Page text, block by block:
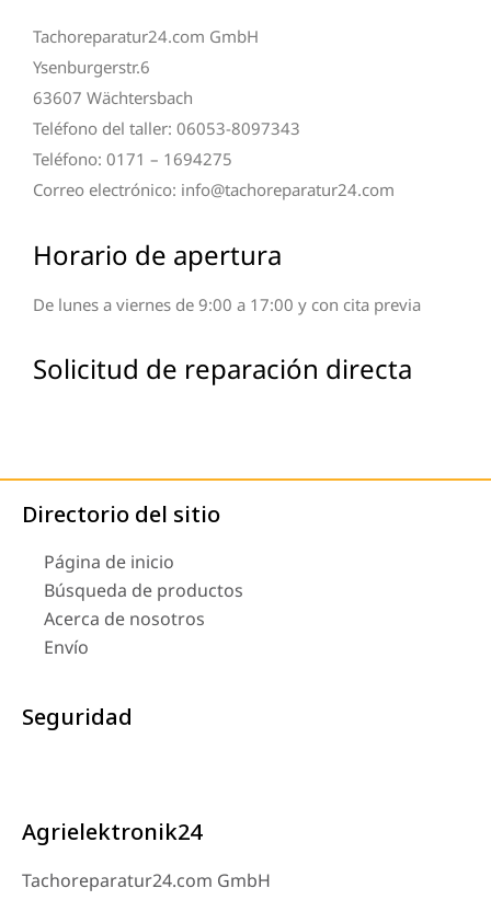
Tachoreparatur24.com GmbH
Ysenburgerstr.6
63607 Wächtersbach
Teléfono del taller: 06053-8097343
Teléfono: 0171 – 1694275
Correo electrónico: info@tachoreparatur24.com
Horario de apertura
De lunes a viernes de 9:00 a 17:00 y con cita previa
Solicitud de reparación directa
Directorio del sitio
Página de inicio
Búsqueda de productos
Acerca de nosotros
Envío
Seguridad
Agrielektronik24
Tachoreparatur24.com GmbH